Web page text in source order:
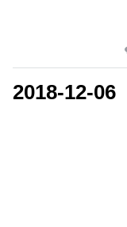
2018-12-06